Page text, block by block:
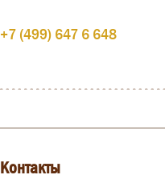
+7 (499) 647 6 648
Контакты